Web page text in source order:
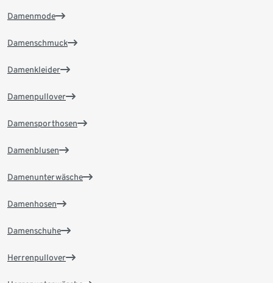
Damenmode
Damenschmuck
Damenkleider
Damenpullover
Damensporthosen
Damenblusen
Damenunterwäsche
Damenhosen
Damenschuhe
Herrenpullover